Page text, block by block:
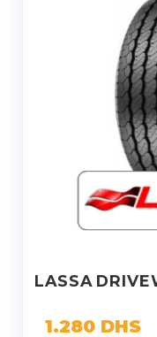
LASSA
1.280 DHS